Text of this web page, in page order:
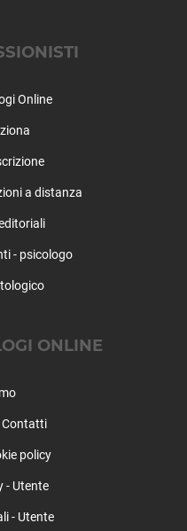
Online
a distanza
- psicologo
ONLINE
Contatti
policy
- Utente
- Utente